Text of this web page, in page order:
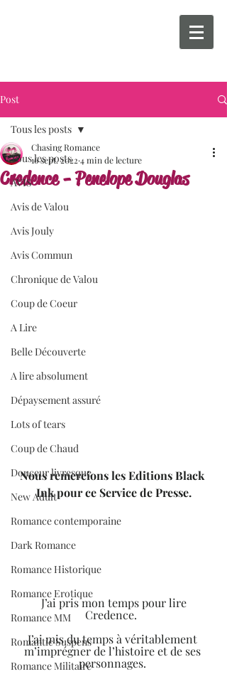
Post
Tous les posts
AVIS
Avis de Valou
Avis Jouly
Avis Commun
Chronique de Valou
Coup de Coeur
A Lire
Belle Découverte
A lire absolument
Dépaysement assuré
Lots of tears
Coup de Chaud
Douceur livresque
New Adult
Romance contemporaine
Dark Romance
Romance Historique
Romance Erotique
Romance MM
Romantic Suspens
Romance Militaire
Tous les posts
Credence - Penelope Douglas
Chasing Romance
16 sept. 2022 4 min de lecture
Nous remercions les Editions Black
Ink pour ce Service de Presse.
Credence.
J’ai mis du temps à véritablement
m’imprégner de l’histoire et de ses
personnages.